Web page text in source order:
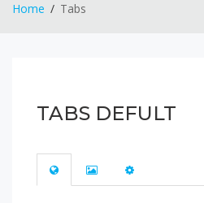
Home Tabs
TABS DEFULT